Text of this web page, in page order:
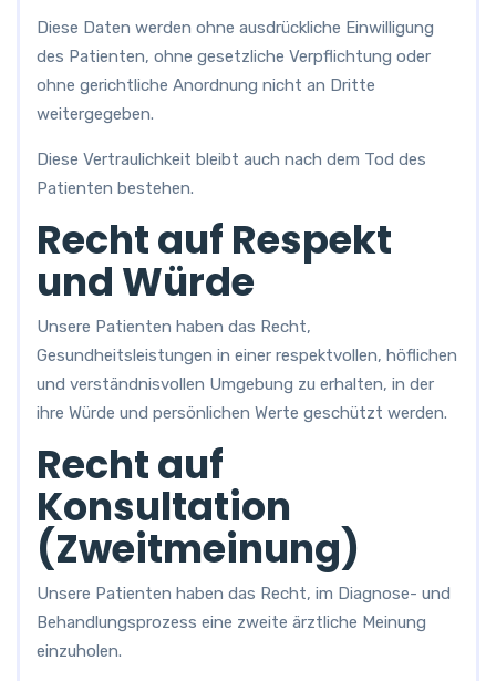
Diese Daten werden ohne ausdrückliche Einwilligung
des Patienten, ohne gesetzliche Verpflichtung oder
ohne gerichtliche Anordnung nicht an Dritte
weitergegeben.
Diese Vertraulichkeit bleibt auch nach dem Tod des
Patienten bestehen.
Recht auf Respekt
und Würde
Unsere Patienten haben das Recht,
Gesundheitsleistungen in einer respektvollen, höflichen
und verständnisvollen Umgebung zu erhalten, in der
ihre Würde und persönlichen Werte geschützt werden.
Recht auf
Konsultation
(Zweitmeinung)
Unsere Patienten haben das Recht, im Diagnose- und
Behandlungsprozess eine zweite ärztliche Meinung
einzuholen.